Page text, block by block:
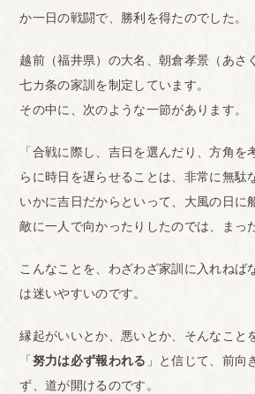
か一日の戦闘で、勝利を得たのでした。
越前（福井県）の大名、朝倉孝景（あさ
七カ条の家訓を制定しています。
その中に、次のような一節があります。
「合戦に際し、吉日を選んだり、方角を
らに時日を遅らせることは、非常に無駄
いかに吉日だからといって、大風の日に
敵に一人で向かったりしたのでは、まっ
こんなことを、わざわざ家訓に入れねば
は迷いやすいのです。
縁起がいいとか、悪いとか、そんなこと
「努力は必ず報われる 」と信じて、前向
ず、道が開けるのです。